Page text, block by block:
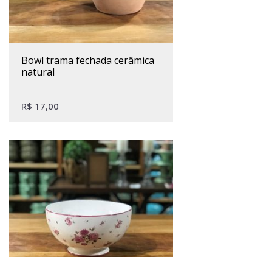
bowl trama fechada cerâmica
natural
R$ 17,00